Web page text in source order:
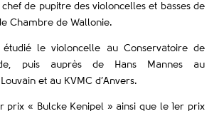
chef de pupitre des violoncelles et basses de
Chambre de Wallonie.
étudié le violoncelle au Conservatoire de
puis auprès de Hans Mannes au
et au KVMC d’Anvers.
prix « Bulcke Kenipel » ainsi que le 1er prix